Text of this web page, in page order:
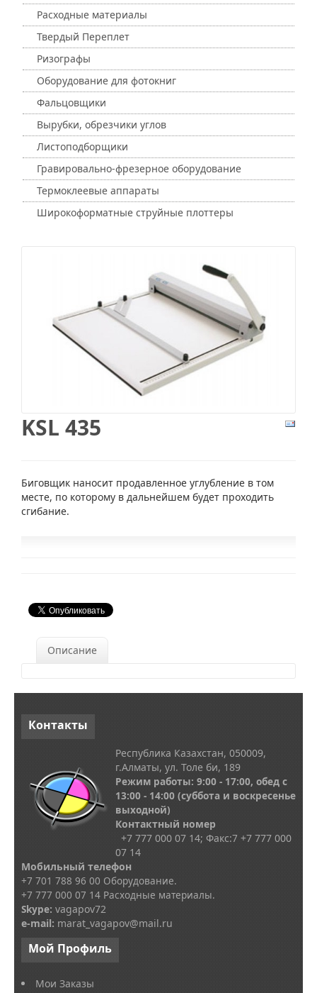
Расходные материалы
Твердый Переплет
Ризографы
Оборудование для фотокниг
Фальцовщики
Вырубки, обрезчики углов
Листоподборщики
Гравировально-фрезерное оборудование
Термоклеевые аппараты
Широкоформатные струйные плоттеры
KSL 435
Биговщик наносит продавленное углубление в том
месте, по которому в дальнейшем будет проходить
сгибание.
Описание
Контакты
Республика Казахстан, 050009,
г.Алматы, ул. Толе би, 189
Режим работы: 9:00 - 17:00, обед с
13:00 - 14:00 (суббота и воскресенье
выходной)
Контактный номер
+7 777 000 07 14; Факс:7 +7 777 000
07 14
Мобильный телефон
+7 701 788 96 00 Оборудование.
+7 777 000 07 14 Расходные материалы.
Skype: vagapov72
e-mail: marat_vagapov@mail.ru
Мой Профиль
Мои Заказы